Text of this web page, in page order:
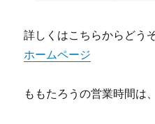
詳しくはこちらから
ホームページ
ももたろうの営業時間は、